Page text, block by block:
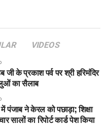
VIDEOS
जी के प्रकाश पर्व पर श्री हरिमंदिर
का सैलाब
पंजाब ने केरल को पछाड़ा; शिक्षा
सालों का रिपोर्ट कार्ड पेश किया